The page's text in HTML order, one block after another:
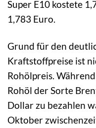
Super E10 kostete
1,783 Euro.
Grund für den
Kraftstoffpreise ist
Rohölpreis.
Rohöl der Sorte
Dollar zu bezahlen
Oktober